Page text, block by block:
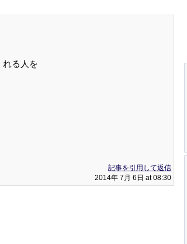
れる人を
記事を引用して返信
2014年 7月 6日 at 08:30